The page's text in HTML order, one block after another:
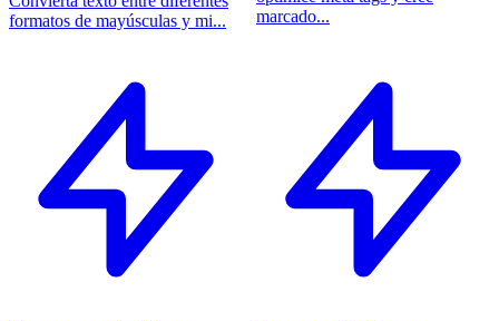
formatos de mayúsculas y mi...
marcado...